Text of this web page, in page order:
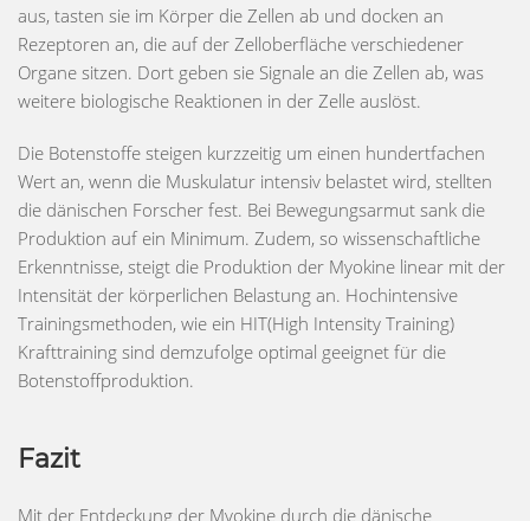
aus, tasten sie im Körper die Zellen ab und docken an
Rezeptoren an, die auf der Zelloberfläche verschiedener
Organe sitzen. Dort geben sie Signale an die Zellen ab, was
weitere biologische Reaktionen in der Zelle auslöst.
Die Botenstoffe steigen kurzzeitig um einen hundertfachen
Wert an, wenn die Muskulatur intensiv belastet wird, stellten
die dänischen Forscher fest. Bei Bewegungsarmut sank die
Produktion auf ein Minimum. Zudem, so wissenschaftliche
Erkenntnisse, steigt die Produktion der Myokine linear mit der
Intensität der körperlichen Belastung an. Hochintensive
Trainingsmethoden, wie ein HIT(High Intensity Training)
Krafttraining sind demzufolge optimal geeignet für die
Botenstoffproduktion.
Fazit
Mit der Entdeckung der Myokine durch die dänische